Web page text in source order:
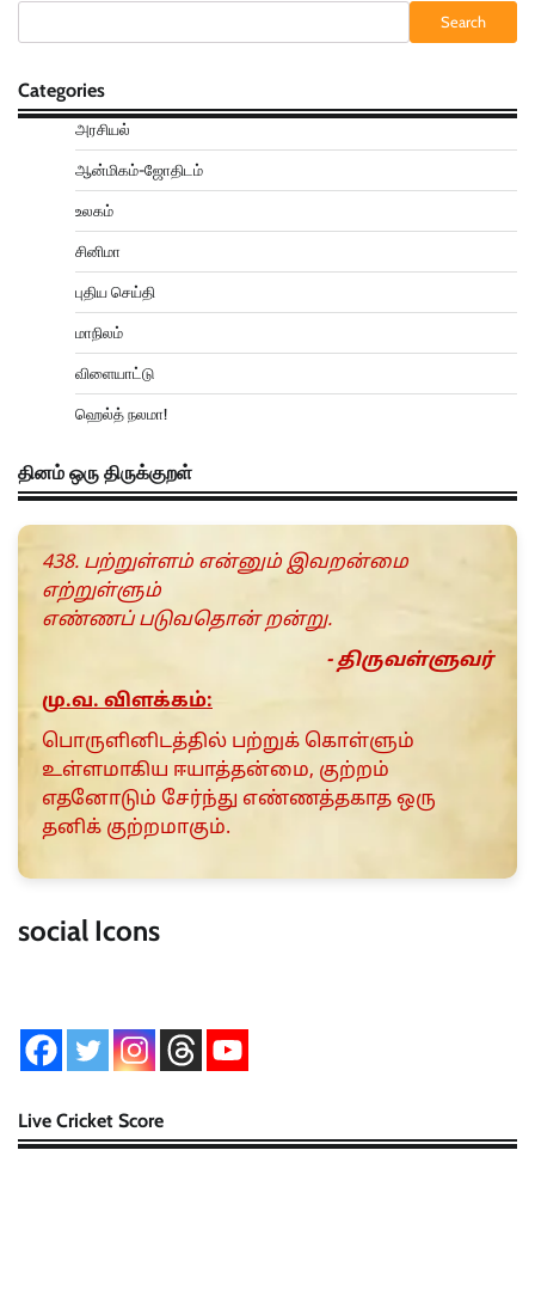
Search
Categories
அரசியல்
ஆன்மிகம்-ஜோதிடம்
உலகம்
சினிமா
புதிய செய்தி
மாநிலம்
விளையாட்டு
ஹெல்த் நலமா!
தினம் ஒரு திருக்குறள்
438. பற்றுள்ளம் என்னும் இவறன்மை
எற்றுள்ளும்
எண்ணப் படுவதொன் றன்று.
- திருவள்ளுவர்
மு.வ. விளக்கம்:
பொருளினிடத்தில் பற்றுக் கொள்ளும்
உள்ளமாகிய ஈயாத்தன்மை, குற்றம்
எதனோடும் சேர்ந்து எண்ணத்தகாத ஒரு
தனிக் குற்றமாகும்.
social Icons
Live Cricket Score